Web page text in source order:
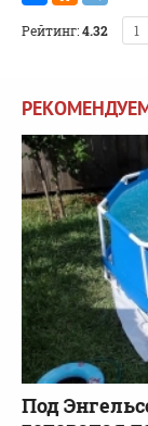
Рейтинг:4.32 1
Под